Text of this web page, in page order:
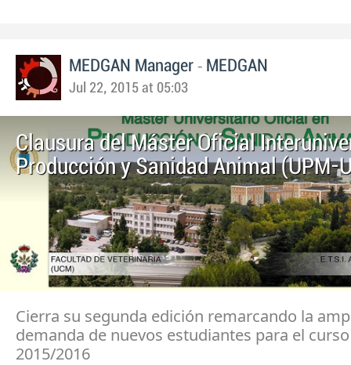
MEDGAN Manager - MEDGAN
Jul 22, 2015 at 05:03
Clausura del Máster Oficial
Producción y Sanidad Animal (UPM-
Cierra su segunda edición remarcando la
demanda de nuevos estudiantes para el
2015/2016